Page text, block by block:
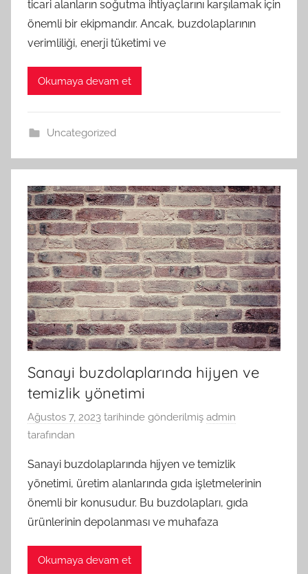
ticari alanların soğutma ihtiyaçlarını karşılamak için
önemli bir ekipmandır. Ancak, buzdolaplarının
verimliliği, enerji tüketimi ve
Okumaya devam et
Uncategorized
Sanayi buzdolaplarında hijyen ve
temizlik yönetimi
Ağustos 7, 2023 tarihinde gönderilmiş admin
tarafından
Sanayi buzdolaplarında hijyen ve temizlik
yönetimi, üretim alanlarında gıda işletmelerinin
önemli bir konusudur. Bu buzdolapları, gıda
ürünlerinin depolanması ve muhafaza
Okumaya devam et